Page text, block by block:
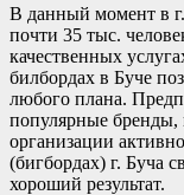
В данный момент в
почти 35 тыс.
качественных
билбордах в Буче
любого плана.
популярные
организации
(бигбордах) г. Буча
хороший результат.